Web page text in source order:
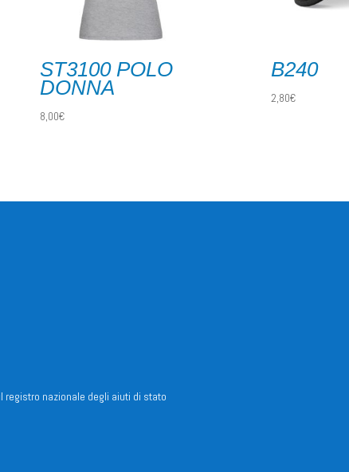
ST3100 POLO
DONNA
8,00€
B240
2,80€
registro nazionale degli aiuti di stato